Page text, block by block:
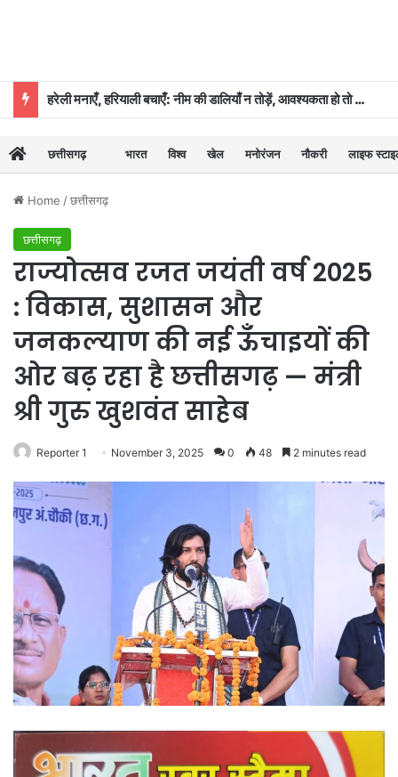
हरेली मनाएँ, हरियाली बचाएँ: नीम की डालियाँ न तोड़ें, आवश्यकता हो तो कुछ पत्तियाँ ही लें: डॉ. दिनेश मिश्र
छत्तीसगढ़ भारत विश्व खेल मनोरंजन नौकरी लाइफ
Home /छत्तीसगढ़
छत्तीसगढ़
राज्योत्सव रजत जयंती वर्ष 2025
: विकास, सुशासन और
जनकल्याण की नई ऊँचाइयों की
ओर बढ़ रहा है छत्तीसगढ़ — मंत्री
श्री गुरु खुशवंत साहेब
Reporter 1 November 3, 2025 0 48 2 minutes read